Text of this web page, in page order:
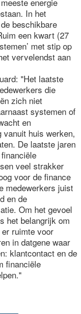
In het
beschikbare
een kwart (27
met stip op
vervelendst aan
"Het laatste
die
zich niet
systemen of
en
vanuit huis werken,
De laatste jaren
veel strakker
voor de finance
medewerkers juist
en de
Om het gevoel
het belangrijk om
ruimte voor
in datgene waar
klantcontact en de
financiële